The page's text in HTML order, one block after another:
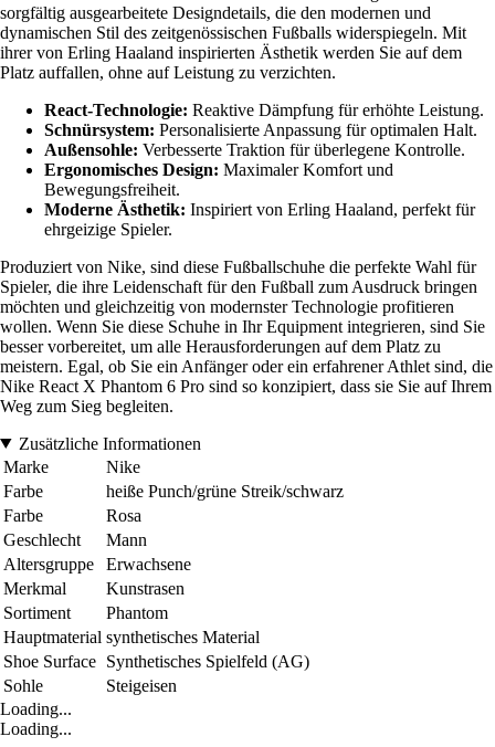
sorgfältig ausgearbeitete Designdetails, die den modernen und
dynamischen Stil des zeitgenössischen Fußballs widerspiegeln. Mit
ihrer von Erling Haaland inspirierten Ästhetik werden Sie auf dem
Platz auffallen, ohne auf Leistung zu verzichten.
React-Technologie: Reaktive Dämpfung für erhöhte Leistung.
Schnürsystem: Personalisierte Anpassung für optimalen Halt.
Außensohle: Verbesserte Traktion für überlegene Kontrolle.
Ergonomisches Design: Maximaler Komfort und
Bewegungsfreiheit.
Moderne Ästhetik: Inspiriert von Erling Haaland, perfekt für
ehrgeizige Spieler.
Produziert von Nike, sind diese Fußballschuhe die perfekte Wahl für
Spieler, die ihre Leidenschaft für den Fußball zum Ausdruck bringen
möchten und gleichzeitig von modernster Technologie profitieren
wollen. Wenn Sie diese Schuhe in Ihr Equipment integrieren, sind Sie
besser vorbereitet, um alle Herausforderungen auf dem Platz zu
meistern. Egal, ob Sie ein Anfänger oder ein erfahrener Athlet sind, die
Nike React X Phantom 6 Pro sind so konzipiert, dass sie Sie auf Ihrem
Weg zum Sieg begleiten.
Zusätzliche Informationen
Marke
Nike
Farbe
heiße Punch/grüne Streik/schwarz
Farbe
Rosa
Geschlecht
Mann
Altersgruppe
Erwachsene
Merkmal
Kunstrasen
Sortiment
Phantom
Hauptmaterial synthetisches Material
Shoe Surface Synthetisches Spielfeld (AG)
Sohle
Steigeisen
Loading...
Loading...